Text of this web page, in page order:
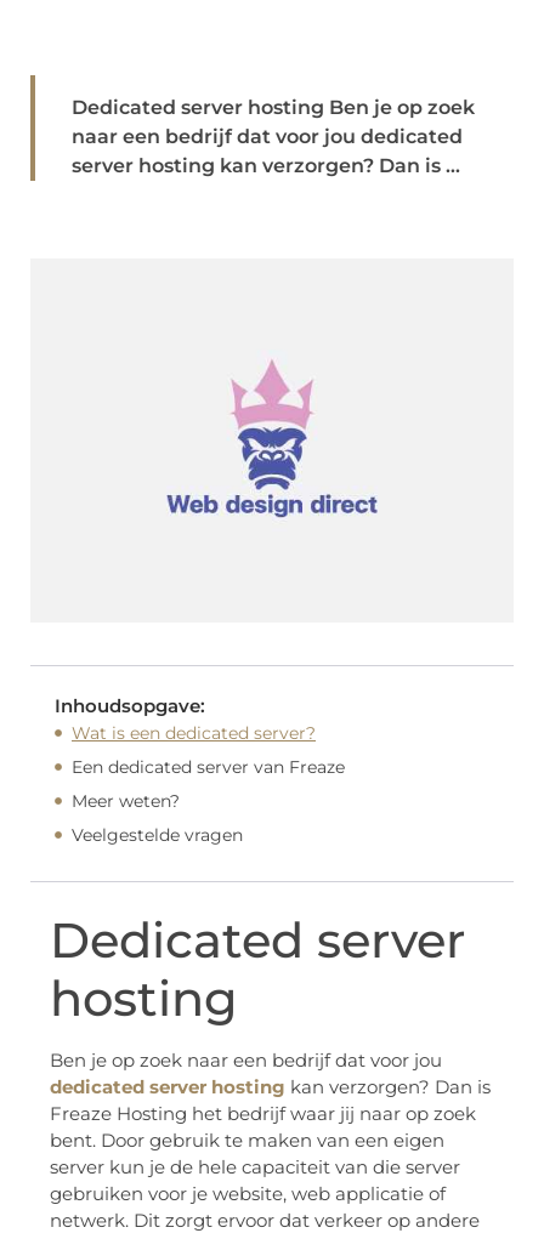
Dedicated server hosting Ben je op zoek
naar een bedrijf dat voor jou dedicated
server hosting kan verzorgen? Dan is ...
Inhoudsopgave:
Wat is een dedicated server?
Een dedicated server van Freaze
Meer weten?
Veelgestelde vragen
Dedicated server
hosting
Ben je op zoek naar een bedrijf dat voor jou
dedicated server hosting kan verzorgen? Dan is
Freaze Hosting het bedrijf waar jij naar op zoek
bent. Door gebruik te maken van een eigen
server kun je de hele capaciteit van die server
gebruiken voor je website, web applicatie of
netwerk. Dit zorgt ervoor dat verkeer op andere